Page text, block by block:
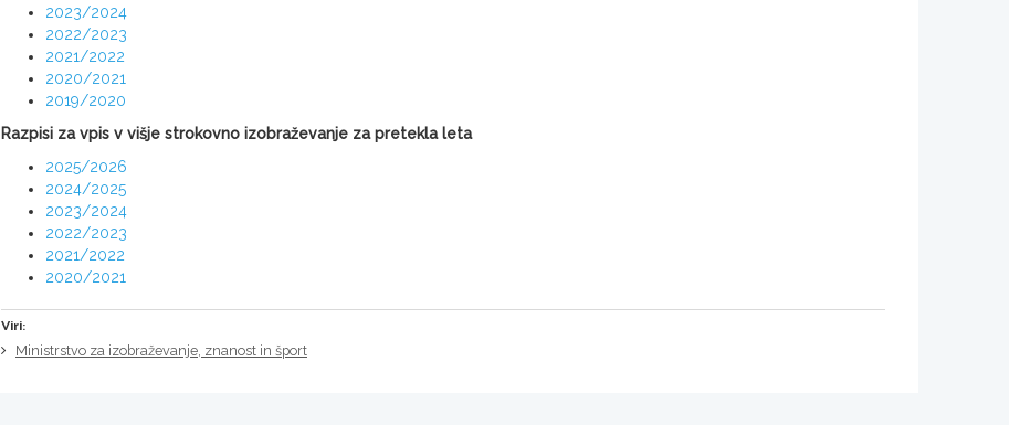
2023/2024
2022/2023
2021/2022
2020/2021
2019/2020
Razpisi za vpis v višje strokovno izobraževanje za pretekla leta
2025/2026
2024/2025
2023/2024
2022/2023
2021/2022
2020/2021
Viri:
Ministrstvo za izobraževanje, znanost in šport